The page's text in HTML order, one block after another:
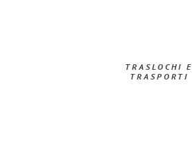
TRASLOCHI E
TRASPORTI​